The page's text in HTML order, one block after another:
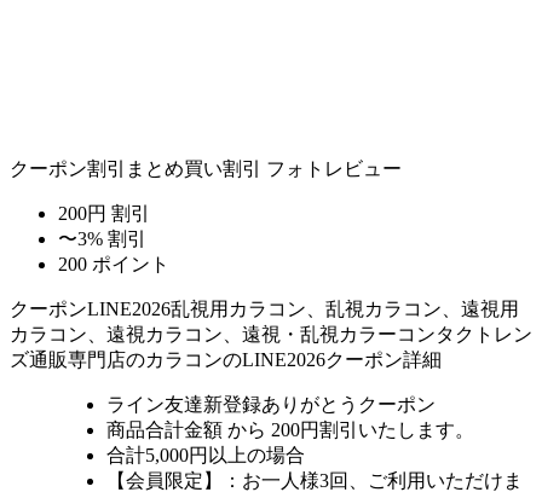
クーポン割引 まとめ買い割引 フォトレビュー
200円 割引
〜3% 割引
200 ポイント
クーポンLINE2026乱視用カラコン、乱視カラコン、遠視用
カラコン、遠視カラコン、遠視・乱視カラーコンタクトレン
ズ通販専門店のカラコンのLINE2026クーポン詳細
ライン友達新登録ありがとうクーポン
商品合計金額 から 200円割引 いたします。
合計5,000円以上の場合
【会員限定】：お一人様3回
、ご利用いただけま